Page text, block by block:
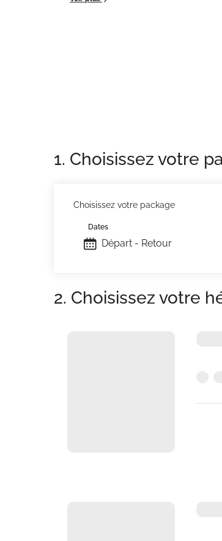
1. Choisissez votre
Choisissez votre package
Départ - Retour
Dates
2. Choisissez votre